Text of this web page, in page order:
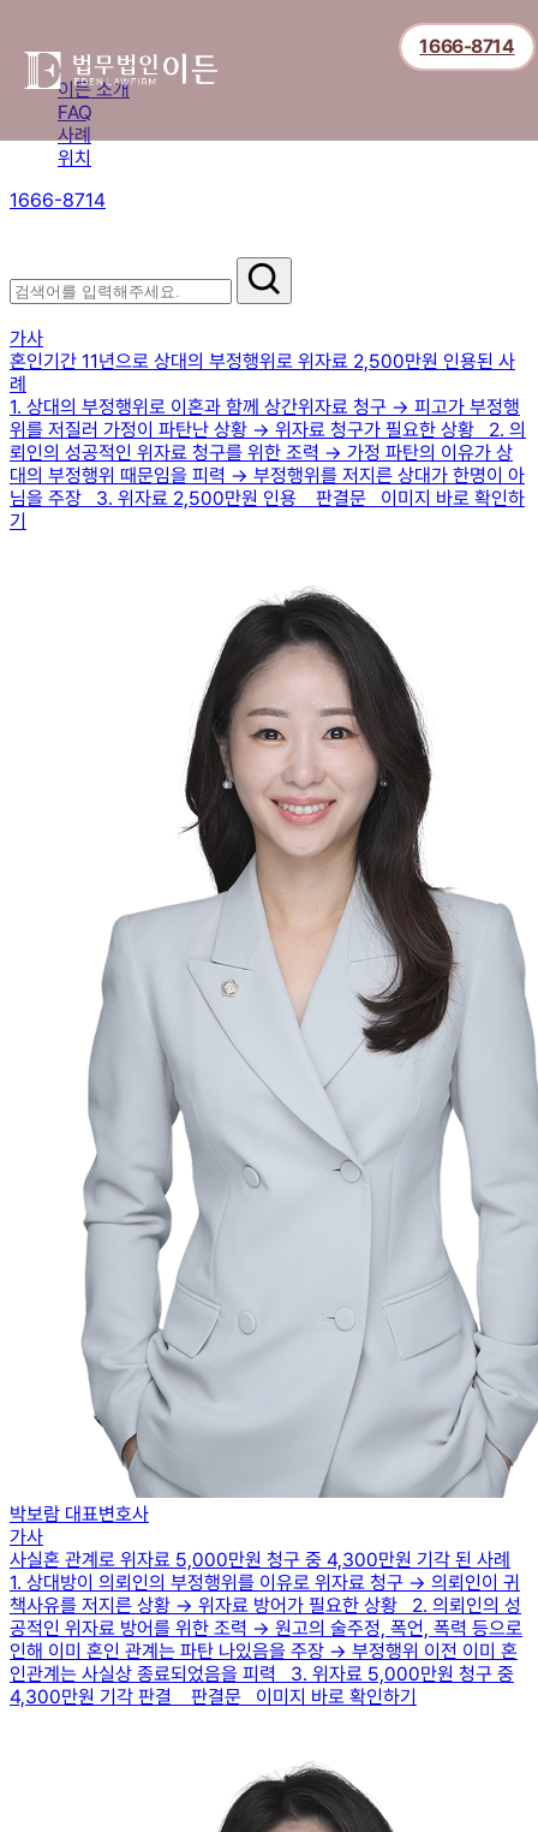
이든 소개
FAQ
사례
위치
1666-8714
1666-8714
가사
혼인기간 11년으로 상대의 부정행위로 위자료 2,500만원 인용된 사
례
1. 상대의 부정행위로 이혼과 함께 상간위자료 청구 → 피고가 부정행
위를 저질러 가정이 파탄난 상황 → 위자료 청구가 필요한 상황 2. 의
뢰인의 성공적인 위자료 청구를 위한 조력 → 가정 파탄의 이유가 상
대의 부정행위 때문임을 피력 → 부정행위를 저지른 상대가 한명이 아
님을 주장 3. 위자료 2,500만원 인용 판결문 이미지 바로 확인하
기
박보람 대표변호사
가사
사실혼 관계로 위자료 5,000만원 청구 중 4,300만원 기각 된 사례
1. 상대방이 의뢰인의 부정행위를 이유로 위자료 청구 → 의뢰인이 귀
책사유를 저지른 상황 → 위자료 방어가 필요한 상황 2. 의뢰인의 성
공적인 위자료 방어를 위한 조력 → 원고의 술주정, 폭언, 폭력 등으로
인해 이미 혼인 관계는 파탄 나있음을 주장 → 부정행위 이전 이미 혼
인관계는 사실상 종료되었음을 피력 3. 위자료 5,000만원 청구 중
4,300만원 기각 판결 판결문 이미지 바로 확인하기